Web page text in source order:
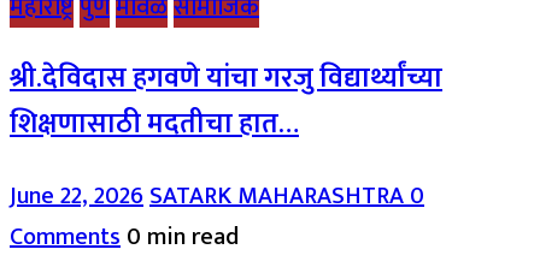
श्री.देविदास हगवणे यांचा गरजु विद्यार्थ्यांच्या
शिक्षणासाठी मदतीचा हात…
June 22, 2026SATARK MAHARASHTRA0
Comments0 min read